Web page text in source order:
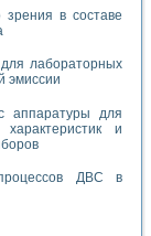
зрения в составе
лабораторных
эмиссии
аппаратуры для
и
ДВС в